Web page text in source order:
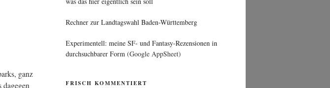
ganz
Rechner zur Landtagswahl Baden-Württemberg
Experimentell: meine SF- und Fantasy-Rezensionen in
durchsuchbarer Form (Google AppSheet)
FRISCH KOMMENTIERT